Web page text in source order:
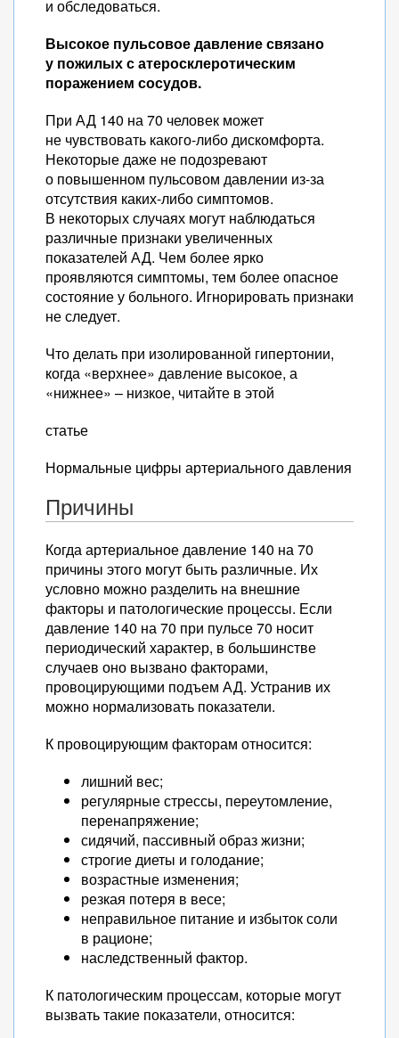
и обследоваться.
Высокое пульсовое давление связано
у пожилых с атеросклеротическим
поражением сосудов.
При АД 140 на 70 человек может
не чувствовать какого-либо дискомфорта.
Некоторые даже не подозревают
о повышенном пульсовом давлении из-за
отсутствия каких-либо симптомов.
В некоторых случаях могут наблюдаться
различные признаки увеличенных
показателей АД. Чем более ярко
проявляются симптомы, тем более опасное
состояние у больного. Игнорировать признаки
не следует.
Что делать при изолированной гипертонии,
когда «верхнее» давление высокое, а
«нижнее» – низкое, читайте в этой
статье
Нормальные цифры артериального давления
Причины
Когда артериальное давление 140 на 70
причины этого могут быть различные. Их
условно можно разделить на внешние
факторы и патологические процессы. Если
давление 140 на 70 при пульсе 70 носит
периодический характер, в большинстве
случаев оно вызвано факторами,
провоцирующими подъем АД. Устранив их
можно нормализовать показатели.
К провоцирующим факторам относится:
лишний вес;
регулярные стрессы, переутомление,
перенапряжение;
сидячий, пассивный образ жизни;
строгие диеты и голодание;
возрастные изменения;
резкая потеря в весе;
неправильное питание и избыток соли
в рационе;
наследственный фактор.
К патологическим процессам, которые могут
вызвать такие показатели, относится: